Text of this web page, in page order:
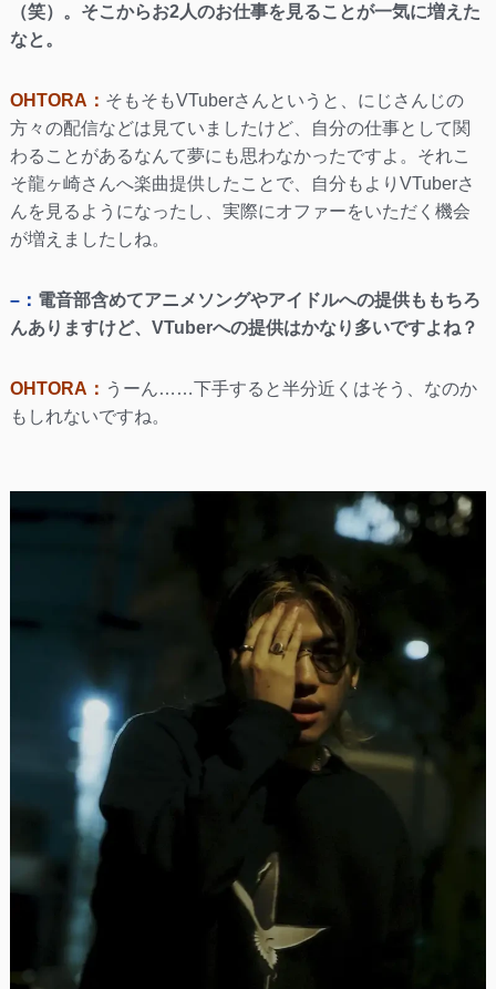
（笑）。そこからお2人のお仕事を見ることが一気に増えた
なと。
OHTORA： そもそもVTuberさんというと、にじさんじの
方々の配信などは見ていましたけど、自分の仕事として関
わることがあるなんて夢にも思わなかったですよ。それこ
そ龍ヶ崎さんへ楽曲提供したことで、自分もよりVTuberさ
んを見るようになったし、実際にオファーをいただく機会
が増えましたしね。
–： 電音部含めてアニメソングやアイドルへの提供ももちろ
んありますけど、VTuberへの提供はかなり多いですよね？
OHTORA： うーん……下手すると半分近くはそう、なのか
もしれないですね。